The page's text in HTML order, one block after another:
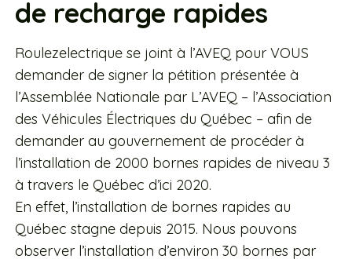
de recharge rapides
Roulezelectrique se joint à l’AVEQ pour VOUS
demander de signer la pétition présentée à
l’Assemblée Nationale par L’AVEQ – l’Association
des Véhicules Électriques du Québec – afin de
demander au gouvernement de procéder à
l’installation de 2000 bornes rapides de niveau 3
à travers le Québec d’ici 2020.
En effet, l’installation de bornes rapides au
Québec stagne depuis 2015. Nous pouvons
observer l’installation d’environ 30 bornes par